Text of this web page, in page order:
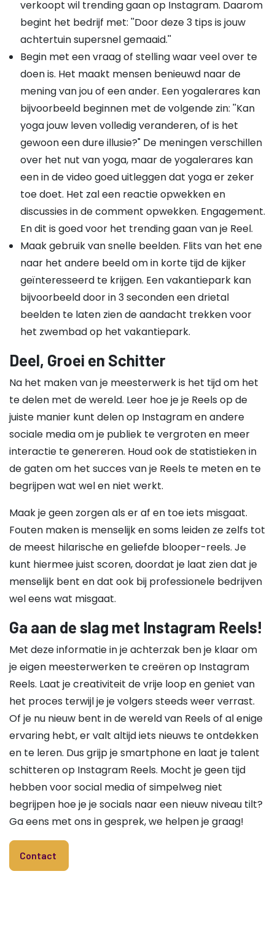
verkoopt wil trending gaan op Instagram. Daarom
begint het bedrijf met: ''Door deze 3 tips is jouw
achtertuin supersnel gemaaid.''
Begin met een vraag of stelling waar veel over te
doen is. Het maakt mensen benieuwd naar de
mening van jou of een ander. Een yogalerares kan
bijvoorbeeld beginnen met de volgende zin: ''Kan
yoga jouw leven volledig veranderen, of is het
gewoon een dure illusie?" De meningen verschillen
over het nut van yoga, maar de yogalerares kan
een in de video goed uitleggen dat yoga er zeker
toe doet. Het zal een reactie opwekken en
discussies in de comment opwekken. Engagement.
En dit is goed voor het trending gaan van je Reel.
Maak gebruik van snelle beelden. Flits van het ene
naar het andere beeld om in korte tijd de kijker
geïnteresseerd te krijgen. Een vakantiepark kan
bijvoorbeeld door in 3 seconden een drietal
beelden te laten zien de aandacht trekken voor
het zwembad op het vakantiepark.
Deel, Groei en Schitter
Na het maken van je meesterwerk is het tijd om het
te delen met de wereld. Leer hoe je je Reels op de
juiste manier kunt delen op Instagram en andere
sociale media om je publiek te vergroten en meer
interactie te genereren. Houd ook de statistieken in
de gaten om het succes van je Reels te meten en te
begrijpen wat wel en niet werkt.
Maak je geen zorgen als er af en toe iets misgaat.
Fouten maken is menselijk en soms leiden ze zelfs tot
de meest hilarische en geliefde blooper-reels. Je
kunt hiermee juist scoren, doordat je laat zien dat je
menselijk bent en dat ook bij professionele bedrijven
wel eens wat misgaat.
Ga aan de slag met Instagram Reels!
Met deze informatie in je achterzak ben je klaar om
je eigen meesterwerken te creëren op Instagram
Reels. Laat je creativiteit de vrije loop en geniet van
het proces terwijl je je volgers steeds weer verrast.
Of je nu nieuw bent in de wereld van Reels of al enige
ervaring hebt, er valt altijd iets nieuws te ontdekken
en te leren. Dus grijp je smartphone en laat je talent
schitteren op Instagram Reels. Mocht je geen tijd
hebben voor social media of simpelweg niet
begrijpen hoe je je socials naar een nieuw niveau tilt?
Ga eens met ons in gesprek, we helpen je graag!
Contact